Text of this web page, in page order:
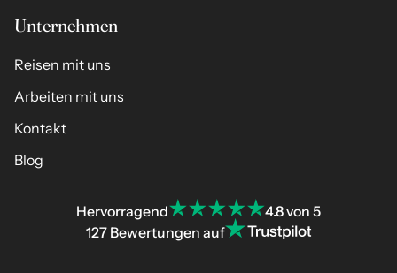
Unternehmen
Reisen mit uns
Arbeiten mit uns
Kontakt
Blog
Hervorragend
4.8 von 5
127 Bewertungen auf